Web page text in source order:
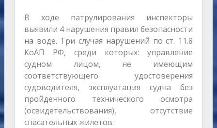
В ходе патрулирования инспекторы
выявили 4 нарушения правил безопасности
на воде. Три случая нарушений по ст. 11.8
КоАП РФ, среди которых: управление
судном лицом, не имеющим
соответствующего удостоверения
судоводителя, эксплуатация судна без
пройденного технического осмотра
(освидетельствования), отсутствие
спасательных жилетов.